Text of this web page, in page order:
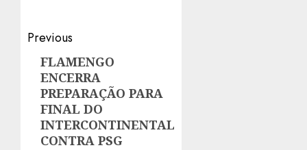
Post
navigation
Previous
Previous
post:
FLAMENGO
ENCERRA
PREPARAÇÃO PARA
FINAL DO
INTERCONTINENTAL
CONTRA PSG